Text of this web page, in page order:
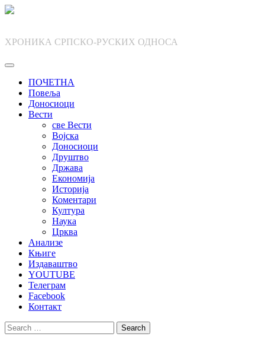
Skip
ХРОНИКА СРПСКО-РУСКИХ ОДНОСА
ПОЧЕТНА
Повеља
Доносиоци
Вести
све Вести
Војска
Доносиоци
Друштво
Држава
Економија
Историја
Коментари
Култура
Наука
Црква
Анализе
Књиге
Издаваштво
YOUTUBE
Телеграм
Facebook
Контакт
Search
for: